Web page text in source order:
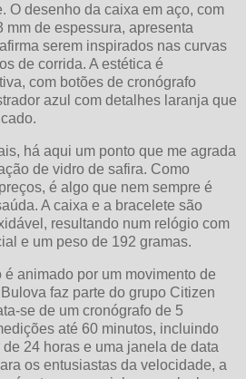
O desenho da caixa em aço, com
mm de espessura, apresenta
serem inspirados nas curvas
de corrida. A estética é
com botões de cronógrafo
azul com detalhes laranja que
há aqui um ponto que me agrada
de vidro de safira. Como
é algo que nem sempre é
A caixa e a bracelete são
resultando num relógio com
e um peso de 192 gramas.
animado por um movimento de
faz parte do grupo Citizen
se de um cronógrafo de 5
até 60 minutos, incluindo
24 horas e uma janela de data
os entusiastas da velocidade, a